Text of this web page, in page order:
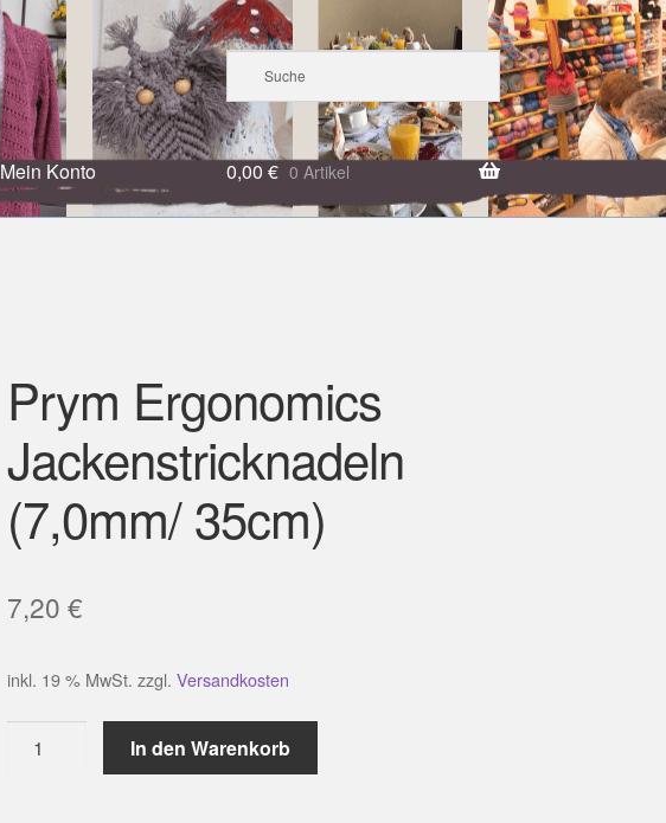
Mein Konto 0,00 € 0 Artikel
Prym Ergonomics
Jackenstricknadeln
(7,0mm/ 35cm)
7,20 €
inkl. 19 % MwSt. zzgl. Versandkosten
Ergonomics
In den Warenkorb